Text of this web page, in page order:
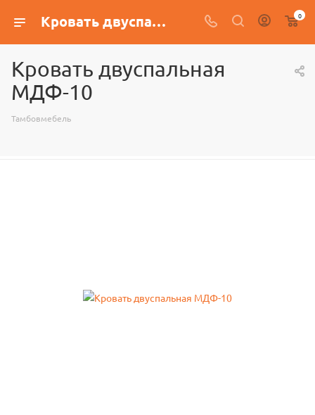
Кровать двуспальная МДФ-10 0
Кровать двуспальная
МДФ-10
Тамбовмебель